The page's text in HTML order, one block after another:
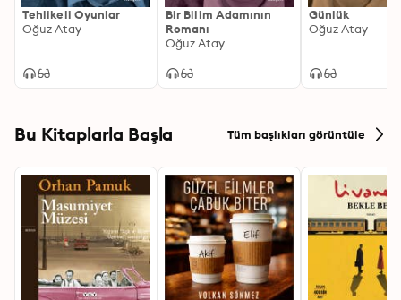
Tehlikeli Oyunlar
Oğuz Atay
Bir Bilim Adamının
Romanı
Oğuz Atay
Günlük
Oğuz Atay
Bu Kitaplarla Başla Tüm başlıkları görüntüle